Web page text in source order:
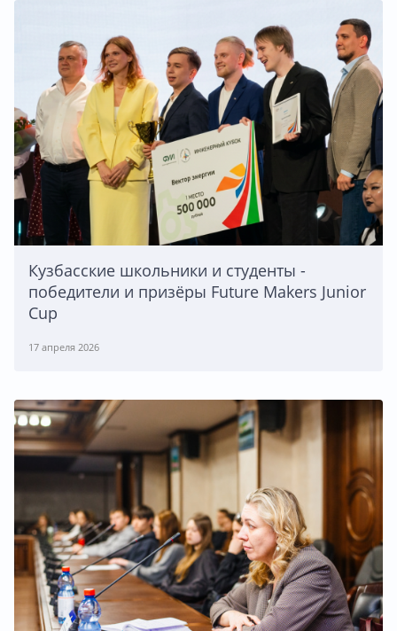
Кузбасские школьники и студенты -
победители и призёры Future Makers Junior
Cup
17 апреля 2026